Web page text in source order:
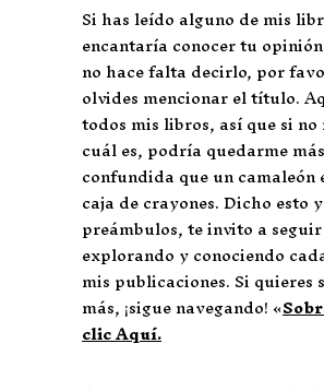
Si has leído alguno de mis
encantaría conocer tu
no hace falta decirlo, por
olvides mencionar el título.
todos mis libros, así que si no
cuál es, podría quedarme más
confundida que un camaleón
caja de crayones. Dicho esto
preámbulos, te invito a seguir
explorando y conociendo
mis publicaciones. Si quieres
más, ¡sigue navegando! «
clic Aquí.